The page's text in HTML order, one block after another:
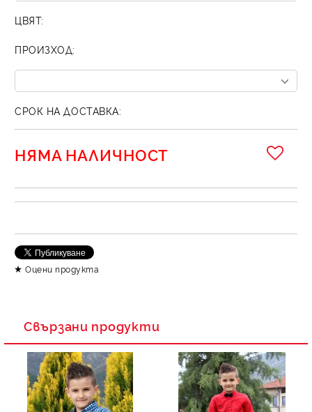
ЦВЯТ:
ПРОИЗХОД:
СРОК НА ДОСТАВКА:
НЯМА НАЛИЧНОСТ
Оцени продукта
Свързани продукти